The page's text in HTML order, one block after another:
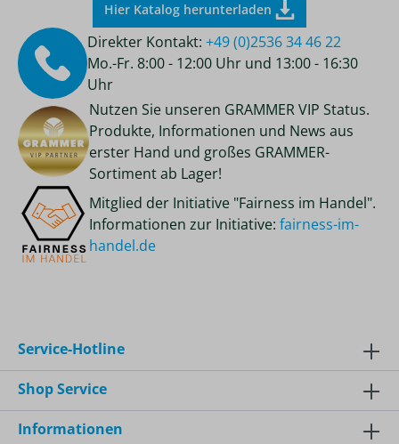
Hier Katalog herunterladen
Direkter Kontakt:+49 (0)2536 34 46 22
Mo.-Fr. 8:00 - 12:00 Uhr und 13:00 - 16:30
Uhr
Nutzen Sie unseren GRAMMER VIP Status.
Produkte, Informationen und News aus
erster Hand und großes GRAMMER-
Sortiment ab Lager!
Mitglied der Initiative "Fairness im Handel".
Informationen zur Initiative: fairness-im-
handel.de
Service-Hotline
Shop Service
Informationen